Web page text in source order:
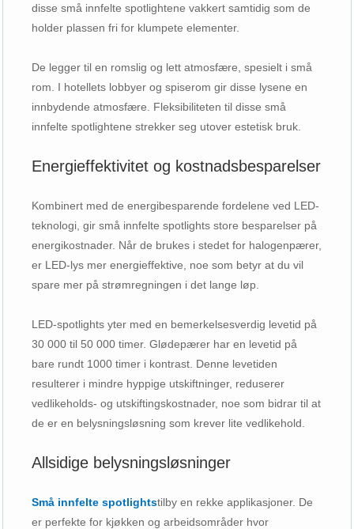
disse små innfelte spotlightene vakkert samtidig som de
holder plassen fri for klumpete elementer.
De legger til en romslig og lett atmosfære, spesielt i små
rom. I hotellets lobbyer og spiserom gir disse lysene en
innbydende atmosfære. Fleksibiliteten til disse små
innfelte spotlightene strekker seg utover estetisk bruk.
Energieffektivitet og kostnadsbesparelser
Kombinert med de energibesparende fordelene ved LED-
teknologi, gir små innfelte spotlights store besparelser på
energikostnader. Når de brukes i stedet for halogenpærer,
er LED-lys mer energieffektive, noe som betyr at du vil
spare mer på strømregningen i det lange løp.
LED-spotlights yter med en bemerkelsesverdig levetid på
30 000 til 50 000 timer. Glødepærer har en levetid på
bare rundt 1000 timer i kontrast. Denne levetiden
resulterer i mindre hyppige utskiftninger, reduserer
vedlikeholds- og utskiftingskostnader, noe som bidrar til at
de er en belysningsløsning som krever lite vedlikehold.
Allsidige belysningsløsninger
Små innfelte spotlightstilby en rekke applikasjoner. De
er perfekte for kjøkken og arbeidsområder hvor